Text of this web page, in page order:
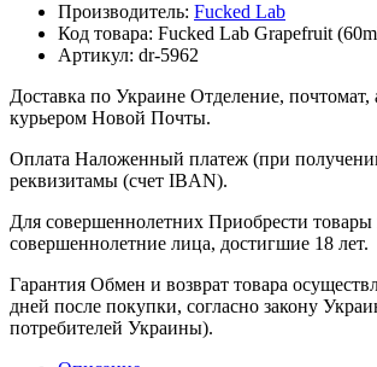
Производитель: Fucked Lab
Код товара: Fucked Lab Grapefruit
Артикул: dr-5962
Доставка по Украине Отделение, почтомат,
курьером Новой Почты.
Оплата Наложенный платеж (при
реквизитамы (счет IBAN).
Для совершеннолетних Приобрести товары
совершеннолетние лица, достигшие 18 лет.
Гарантия Обмен и возврат товара
дней после покупки, согласно закону
потребителей Украины).